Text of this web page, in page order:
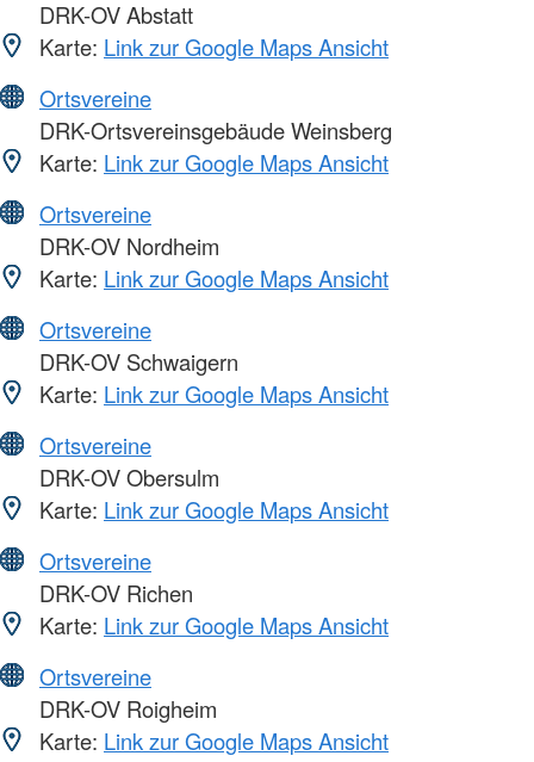
DRK-OV Abstatt
Karte: Link zur Google Maps Ansicht
Ortsvereine
DRK-Ortsvereinsgebäude Weinsberg
Karte: Link zur Google Maps Ansicht
Ortsvereine
DRK-OV Nordheim
Karte: Link zur Google Maps Ansicht
Ortsvereine
DRK-OV Schwaigern
Karte: Link zur Google Maps Ansicht
Ortsvereine
DRK-OV Obersulm
Karte: Link zur Google Maps Ansicht
Ortsvereine
DRK-OV Richen
Karte: Link zur Google Maps Ansicht
Ortsvereine
DRK-OV Roigheim
Karte: Link zur Google Maps Ansicht